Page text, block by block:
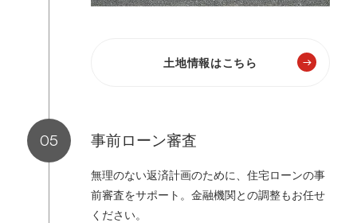
土地情報はこちら
事前ローン審査
無理のない返済計画のために、住宅ローンの事
前審査をサポート。金融機関との調整もお任せ
ください。